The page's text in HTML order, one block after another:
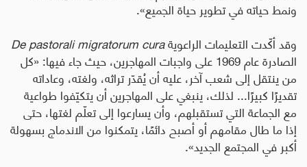
ونمط حياته في تطوير حياة الجميع».
وقد أكّدت التعليمات الراعويةDe pastorali migratorum cura
الصادرة عام 1969 على واجبات المهاجرين، حيث جاء فيها: «كل
من ينتقل إلى شعب آخر، عليه أن يُقدّر تراثه، ولغته، وعاداته
تقديرًا كبيرًا... لذلك، ينبغي على المهاجرين أن يتكيّفوا طواعية
مع الجماعة التي تستقبلهم، وأن يسارعوا إلى تعلّم لغتها، حتى
إذا ما طال مقامهم أو أصبح دائمًا، يتمكنوا من الاندماج بسهولة
أكبر في المجتمع الجديد».